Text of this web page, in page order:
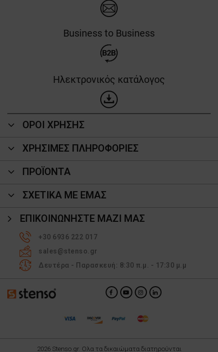
Business to Business
Ηλεκτρονικός κατάλογος
ΟΡΟΙ ΧΡΗΣΗΣ
ΧΡΗΣΙΜΕΣ ΠΛΗΡΟΦΟΡΙΕΣ
ΠΡΟΪΌΝΤΑ
ΣΧΕΤΙΚΑ ΜΕ ΕΜΑΣ
ΕΠΙΚΟΙΝΩΝΉΣΤΕ ΜΑΖΊ ΜΑΣ
+30 6936 222 017
sales@stenso.gr
Δευτέρα - Παρασκευή: 8:30 π.μ. - 17:30 μ.μ
2026 Stenso.gr. Ολα τα δικαιώματα διατηρούνται